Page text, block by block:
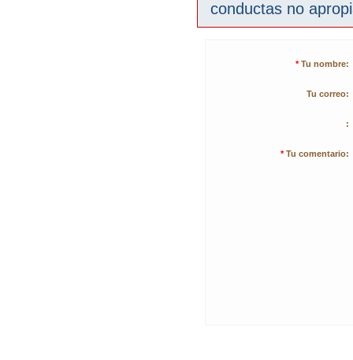
conductas no
* Tu nombre:
Tu correo:
:
* Tu comentario: